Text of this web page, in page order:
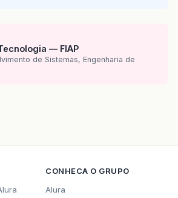
— FIAP
de Sistemas, Engenharia de
CONHECA O GRUPO
Alura